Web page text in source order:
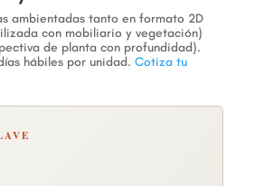
ambientadas tanto en formato 2D
con mobiliario y vegetación)
de planta con profundidad).
hábiles por unidad. Cotiza tu